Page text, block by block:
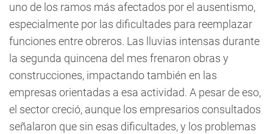
uno de los ramos más afectados por el ausentismo,
especialmente por las dificultades para reemplazar
funciones entre obreros. Las lluvias intensas durante
la segunda quincena del mes frenaron obras y
construcciones, impactando también en las
empresas orientadas a esa actividad. A pesar de eso,
el sector creció, aunque los empresarios consultados
señalaron que sin esas dificultades, y los problemas